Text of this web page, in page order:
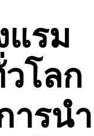
แรม
โลก
ารนำ